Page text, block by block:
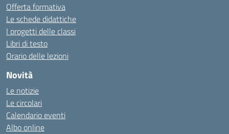
Offerta formativa
Le schede didattiche
I progetti delle classi
Libri di testo
Orario delle lezioni
Novità
Le notizie
Le circolari
Calendario eventi
Albo online